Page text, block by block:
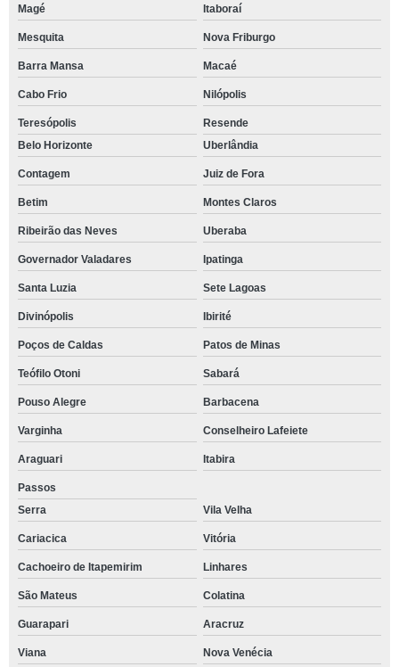
Magé Itaboraí
Mesquita Nova Friburgo
Barra Mansa Macaé
Cabo Frio Nilópolis
Teresópolis
Resende
Belo Horizonte
Uberlândia
Contagem Juiz de Fora
Betim Montes Claros
Ribeirão das Neves Uberaba
Governador Valadares Ipatinga
Santa Luzia Sete Lagoas
Divinópolis Ibirité
Poços de Caldas Patos de Minas
Teófilo Otoni Sabará
Pouso Alegre Barbacena
Varginha Conselheiro Lafeiete
Araguari Itabira
Passos
Serra
Vila Velha
Cariacica Vitória
Cachoeiro de Itapemirim Linhares
São Mateus Colatina
Guarapari Aracruz
Viana Nova Venécia